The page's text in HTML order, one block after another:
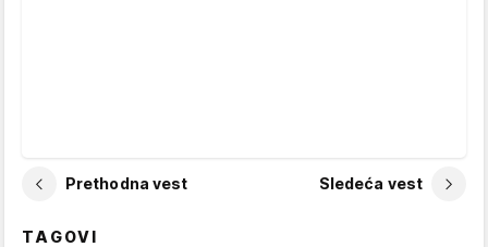
Prethodna vest Sledeća vest
TAGOVI